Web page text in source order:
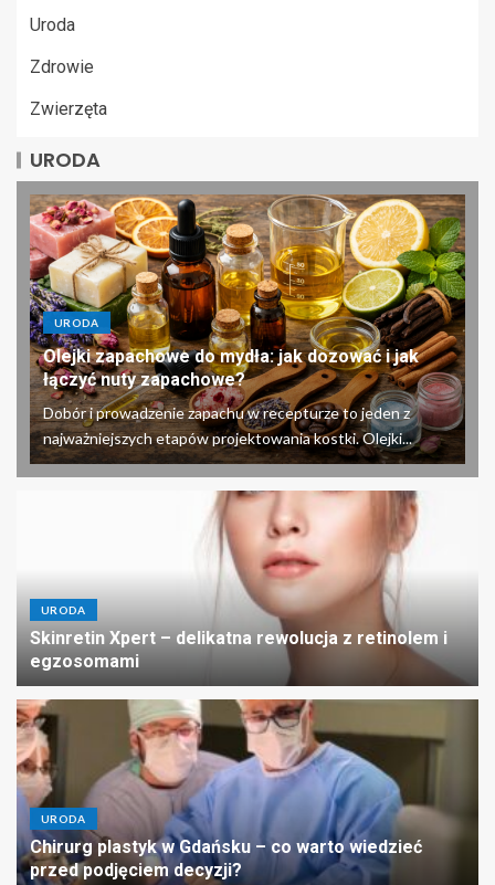
Uroda
Zdrowie
Zwierzęta
URODA
URODA
Olejki zapachowe do mydła: jak dozować i jak
łączyć nuty zapachowe?
Dobór i prowadzenie zapachu w recepturze to jeden z
najważniejszych etapów projektowania kostki. Olejki...
URODA
Skinretin Xpert – delikatna rewolucja z retinolem i
egzosomami
URODA
Chirurg plastyk w Gdańsku – co warto wiedzieć
przed podjęciem decyzji?